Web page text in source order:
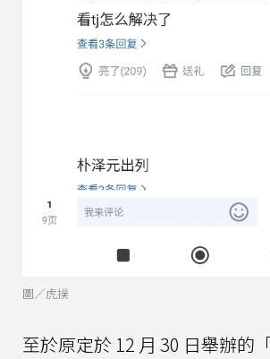
圖／虎撲
至於原定於 12 月 30 日舉辦的